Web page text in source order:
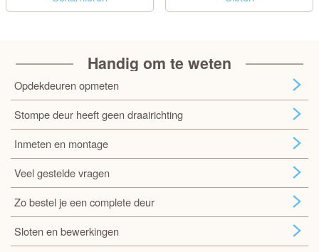
Handig om te weten
Opdekdeuren opmeten
Stompe deur heeft geen draairichting
Inmeten en montage
Veel gestelde vragen
Zo bestel je een complete deur
Sloten en bewerkingen